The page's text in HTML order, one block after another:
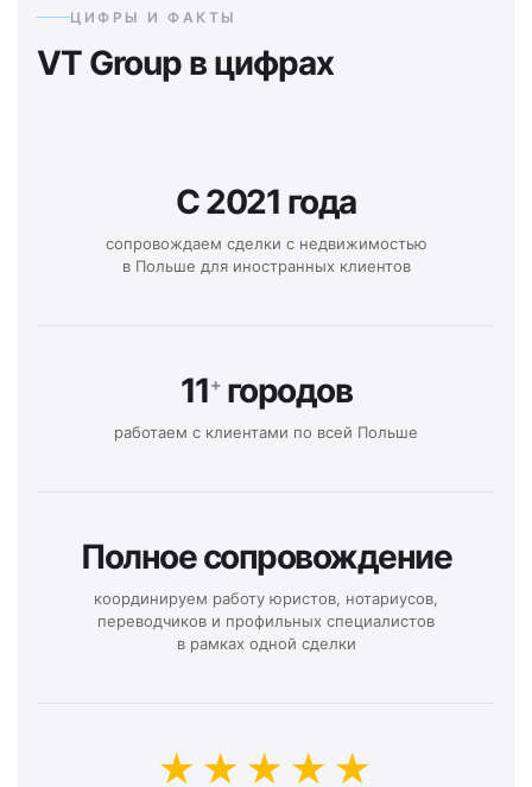
ЦИФРЫ И ФАКТЫ
VT Group в цифрах
С 2021 года
сопровождаем сделки с недвижимостью
в Польше для иностранных клиентов
11+городов
работаем с клиентами по всей Польше
Полное сопровождение
координируем работу юристов, нотариусов,
переводчиков и профильных специалистов
в рамках одной сделки
★★★★★